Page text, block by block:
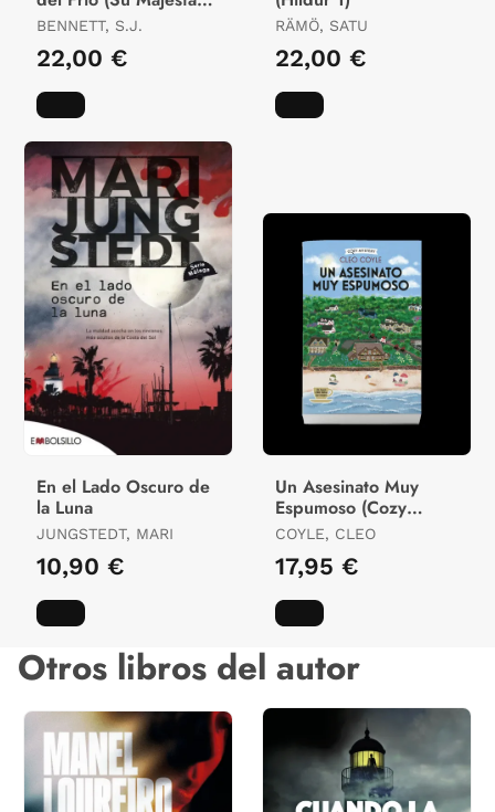
la Reina Investigadora
BENNETT, S.J.
22,00 €
RÄMÖ, SATU
22,00 €
En el Lado Oscuro de
la Luna
JUNGSTEDT, MARI
10,90 €
Un Asesinato Muy
Espumoso (Cozy
Mystery)
COYLE, CLEO
17,95 €
Otros libros del autor